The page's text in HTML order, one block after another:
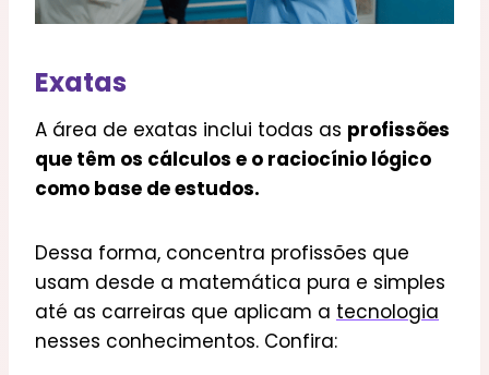
Exatas
A área de exatas inclui todas as profissões
que têm os cálculos e o raciocínio lógico
como base de estudos.
Dessa forma, concentra profissões que
usam desde a matemática pura e simples
até as carreiras que aplicam a tecnologia
nesses conhecimentos. Confira: